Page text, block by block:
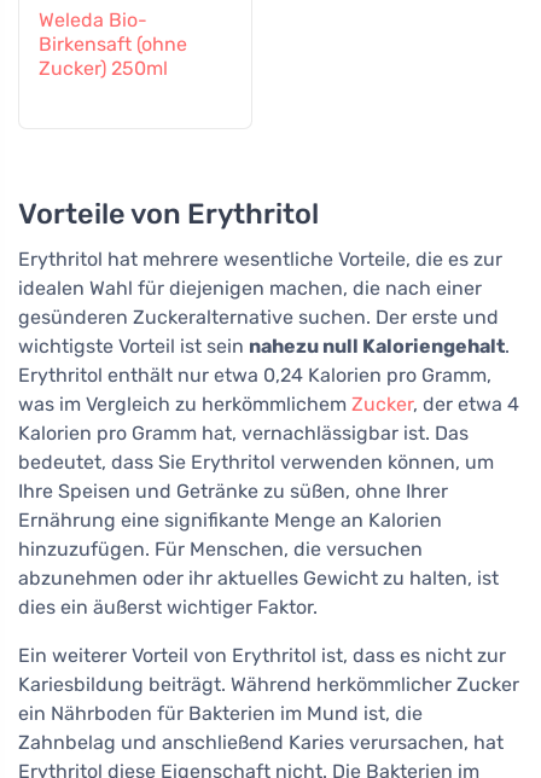
Weleda Bio-
Birkensaft (ohne
Zucker) 250ml
Vorteile von Erythritol
Erythritol hat mehrere wesentliche Vorteile, die es zur
idealen Wahl für diejenigen machen, die nach einer
gesünderen Zuckeralternative suchen. Der erste und
wichtigste Vorteil ist sein nahezu null Kaloriengehalt.
Erythritol enthält nur etwa 0,24 Kalorien pro Gramm,
was im Vergleich zu herkömmlichem Zucker, der etwa 4
Kalorien pro Gramm hat, vernachlässigbar ist. Das
bedeutet, dass Sie Erythritol verwenden können, um
Ihre Speisen und Getränke zu süßen, ohne Ihrer
Ernährung eine signifikante Menge an Kalorien
hinzuzufügen. Für Menschen, die versuchen
abzunehmen oder ihr aktuelles Gewicht zu halten, ist
dies ein äußerst wichtiger Faktor.
Ein weiterer Vorteil von Erythritol ist, dass es nicht zur
Kariesbildung beiträgt. Während herkömmlicher Zucker
ein Nährboden für Bakterien im Mund ist, die
Zahnbelag und anschließend Karies verursachen, hat
Erythritol diese Eigenschaft nicht. Die Bakterien im